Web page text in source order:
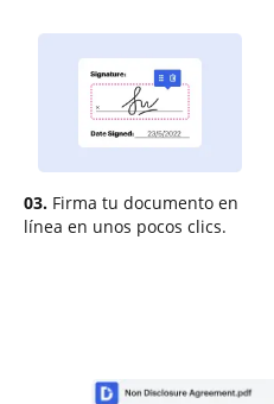
03. Firma tu documento en
línea en unos pocos clics.